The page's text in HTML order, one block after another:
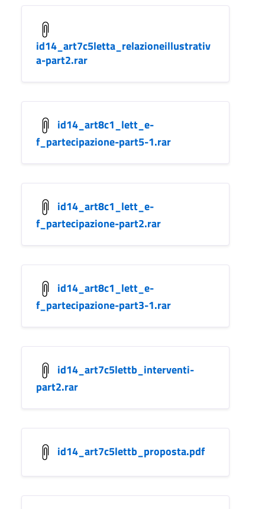
id14_art7c5letta_relazioneillustrativ
a-part2.rar
id14_art8c1_lett_e-
f_partecipazione-part5-1.rar
id14_art8c1_lett_e-
f_partecipazione-part2.rar
id14_art8c1_lett_e-
f_partecipazione-part3-1.rar
id14_art7c5lettb_interventi-
part2.rar
id14_art7c5lettb_proposta.pdf